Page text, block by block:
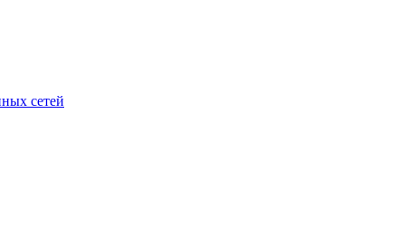
сетей